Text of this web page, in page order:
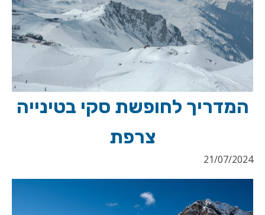
המדריך לחופשת סקי בטינייה
צרפת
21/07/2024